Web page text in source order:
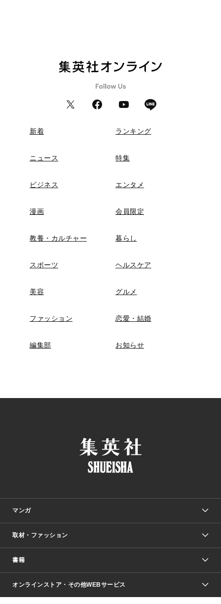
新着 ランキング
ニュース 特集
ビジネス エンタメ
漫画 会員限定
教養・カルチャー 暮らし
スポーツ ヘルスケア
美容 グルメ
ファッション 恋愛・結婚
編集部 お知らせ
マンガ
少年マンガ
Vジャンプ
週刊ヤングジャンプ
少女マンガ
取材・ファッション
Seventeen
芸能・情報・スポーツ
書籍
文芸・文庫・総合
オンラインストア・その他WEBサービス